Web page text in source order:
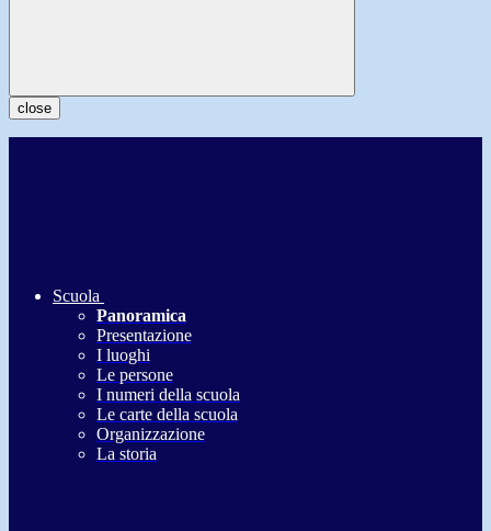
close
Scuola
Panoramica
Presentazione
I luoghi
Le persone
I numeri della scuola
Le carte della scuola
Organizzazione
La storia